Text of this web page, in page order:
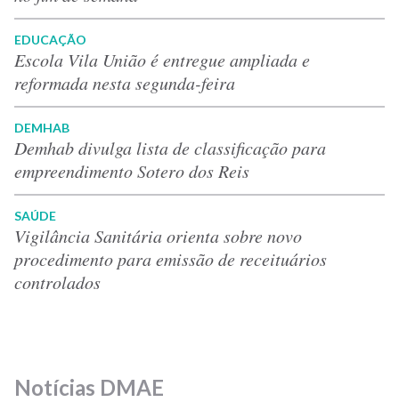
EDUCAÇÃO
Escola Vila União é entregue ampliada e
reformada nesta segunda-feira
DEMHAB
Demhab divulga lista de classificação para
empreendimento Sotero dos Reis
SAÚDE
Vigilância Sanitária orienta sobre novo
procedimento para emissão de receituários
controlados
Notícias DMAE